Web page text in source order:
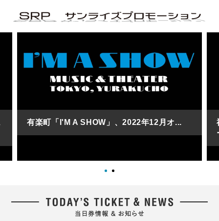
有楽町「I'M A SHOW」、2022年12月オ...